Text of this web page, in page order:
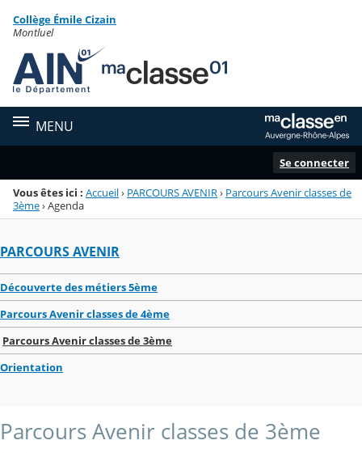
Menu de la rubrique
Contenu
Collège Émile Cizain
Montluel
MENU
Se connecter
Vous êtes ici : Accueil› PARCOURS AVENIR› Parcours Avenir classes de
3ème›Agenda
PARCOURS AVENIR
Découverte des métiers 5ème
Parcours Avenir classes de 4ème
Parcours Avenir classes de 3ème
Orientation
Parcours Avenir classes de 3ème